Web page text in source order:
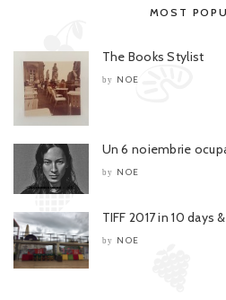
MOST
The Books Stylist
by NOE
Un 6 noiembrie
by NOE
TIFF 2017 in 10
by NOE